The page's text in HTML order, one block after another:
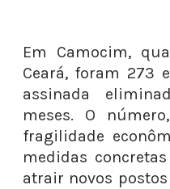
Em Camocim,
Ceará, foram 273
assinada
meses. O
fragilidade
medidas
atrair novos